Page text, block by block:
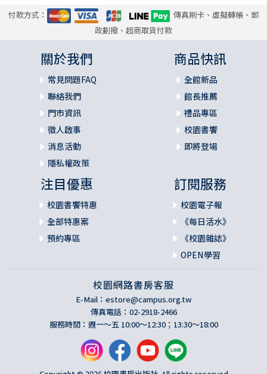
付款方式：
傳真刷卡、虛擬轉帳、郵
政劃撥、超商取貨付款
關於我們
常見問題FAQ
聯絡我們
門市資訊
徵人啟事
消息活動
隱私權政策
商品快訊
全館新品
館長推薦
禮品專區
校園書饗
即將登場
注目優惠
校園書饗特惠
全部特惠案
預約專區
訂閱服務
校園電子報
《每日活水》
《校園雜誌》
OPEN學習
校園網路書房客服
E-Mail： estore@campus.org.tw
傳真電話：02-2918-2466
服務時間：週一～五 10:00～12:30；13:30～18:00